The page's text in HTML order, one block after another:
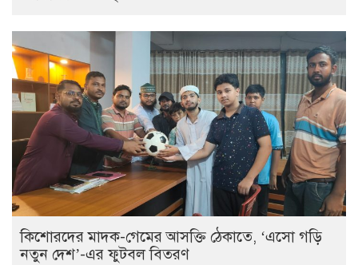
কিশোরদের মাদক-গেমের আসক্তি ঠেকাতে, ‘এসো গড়ি
নতুন দেশ’-এর ফুটবল বিতরণ